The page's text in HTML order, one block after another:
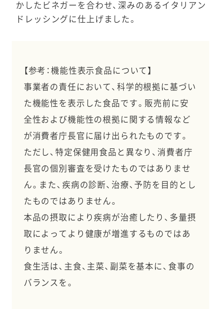
かしたビネガーを合わせ、深みのあるイタリアン
ドレッシングに仕上げました。
【参考：機能性表示食品について】
事業者の責任において、科学的根拠に基づい
た機能性を表示した食品です。販売前に安
全性および機能性の根拠に関する情報など
が消費者庁長官に届け出られたものです。
ただし、特定保健用食品と異なり、消費者庁
長官の個別審査を受けたものではありませ
ん。また、疾病の診断、治療、予防を目的とし
たものではありません。
本品の摂取により疾病が治癒したり、多量摂
取によってより健康が増進するものではあ
りません。
食生活は、主食、主菜、副菜を基本に、食事の
バランスを。